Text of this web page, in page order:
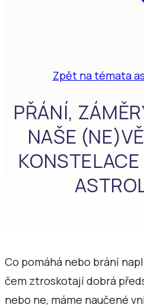
Zpět na témata
PŘÁNÍ,
NAŠE
Co pomáhá nebo brání
čem ztroskotají dobrá
nebo ne, máme naučené